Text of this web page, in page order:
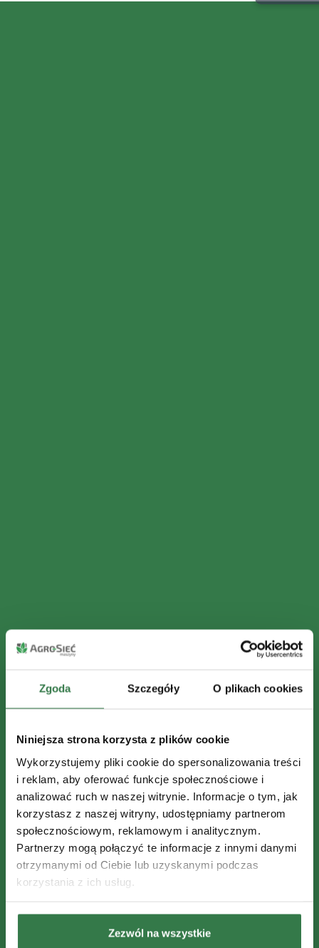
Zgoda Szczegóły O plikach cookies
Niniejsza strona korzysta z plików cookie
Wykorzystujemy pliki cookie do spersonalizowania treści
i reklam, aby oferować funkcje społecznościowe i
analizować ruch w naszej witrynie. Informacje o tym, jak
korzystasz z naszej witryny, udostępniamy partnerom
społecznościowym, reklamowym i analitycznym.
Partnerzy mogą połączyć te informacje z innymi danymi
otrzymanymi od Ciebie lub uzyskanymi podczas
korzystania z ich usług.
Zezwól na wszystkie